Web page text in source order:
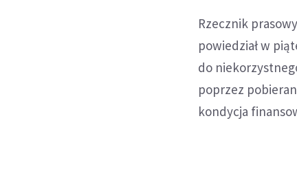
Rzecznik
powiedział w
do
poprzez
kondycja